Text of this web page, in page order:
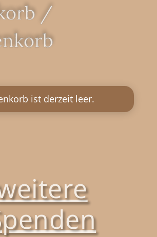
/
ist derzeit leer.